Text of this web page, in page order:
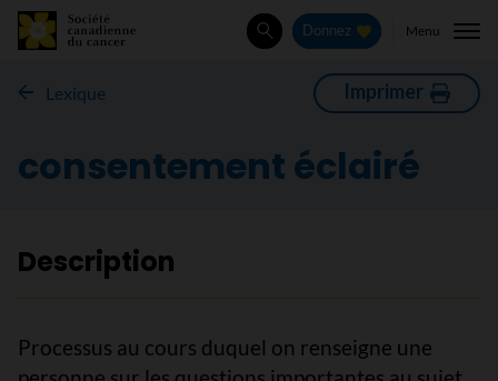
Rechercher
Donnez Menu
Lexique Imprimer
consentement éclairé
Description
Processus au cours duquel on renseigne une